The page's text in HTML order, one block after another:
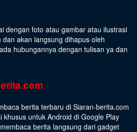
dengan foto atau gambar atau ilustrasi
akan langsung dihapus oleh
hubungannya dengan tulisan ya dan
berita terbaru di Siaran-berita.com
khusus untuk Android di Google Play
berita langsung dari gadget